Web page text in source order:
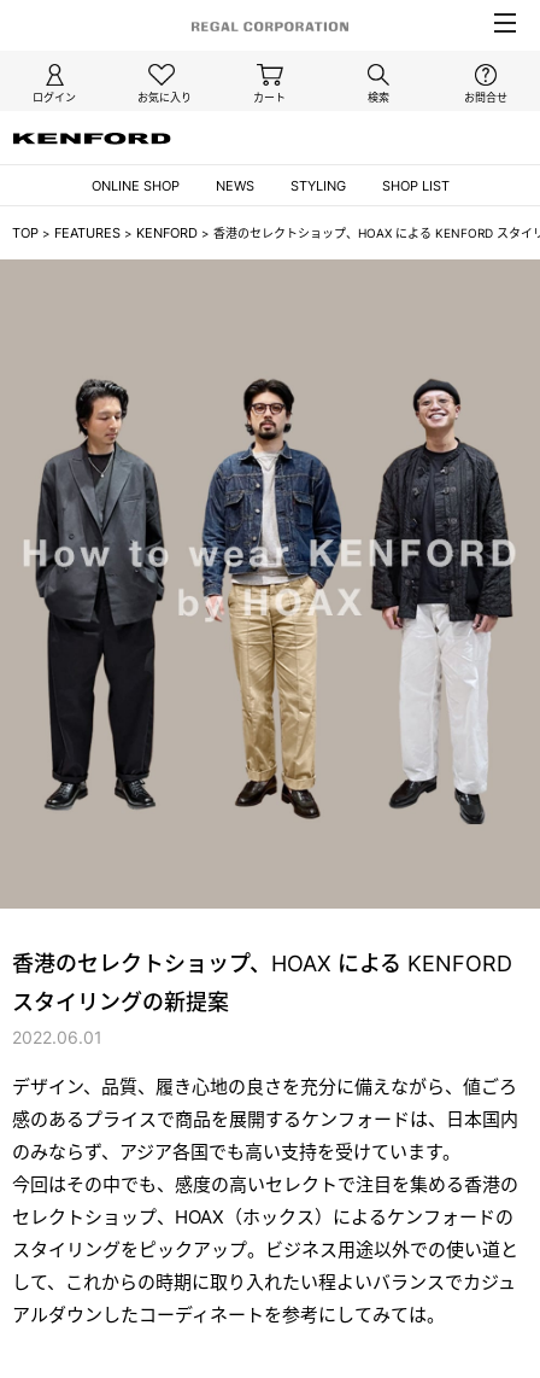
ログイン お気に入り カート 検索 お問合せ
ONLINE SHOP NEWS STYLING SHOP LIST
TOP > FEATURES > KENFORD > 香港のセレクトショップ、HOAX による KENFORD スタイ
香港のセレクトショップ、HOAX による KENFORD
スタイリングの新提案
2022.06.01
デザイン、品質、履き心地の良さを充分に備えながら、値ごろ
感のあるプライスで商品を展開するケンフォードは、日本国内
のみならず、アジア各国でも高い支持を受けています。
今回はその中でも、感度の高いセレクトで注目を集める香港の
セレクトショップ、HOAX（ホックス）によるケンフォードの
スタイリングをピックアップ。ビジネス用途以外での使い道と
して、これからの時期に取り入れたい程よいバランスでカジュ
アルダウンしたコーディネートを参考にしてみては。